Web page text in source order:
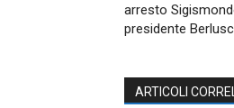
arresto
presidente
ARTICOLI